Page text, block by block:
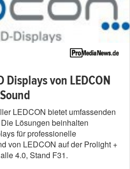
Displays von LEDCON
LEDCON bietet umfassenden
Lösungen beinhalten
für professionelle
von LEDCON auf der Prolight +
4.0, Stand F31.